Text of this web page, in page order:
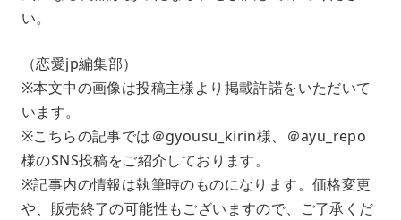
い。
（恋愛jp編集部）
※本文中の画像は投稿主様より掲載許諾をいただいて
います。
※こちらの記事では＠gyousu_kirin様、＠ayu_repo
様のSNS投稿をご紹介しております。
※記事内の情報は執筆時のものになります。価格変更
や、販売終了の可能性もございますので、ご了承くだ